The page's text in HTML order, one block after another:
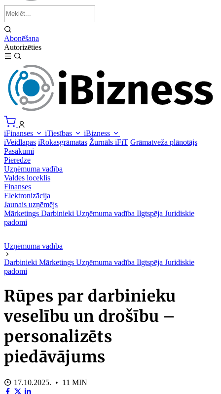
Abonēšana
Autorizēties
iFinanses iTiesības
iBizness
iVeidlapas iRokasgrāmatas Žurnāls iFiT Grāmatveža plānotājs
Pasākumi
Pieredze
Uzņēmuma vadība
Valdes loceklis
Finanses
Elektronizācija
Jaunais uzņēmējs
Mārketings Darbinieki Uzņēmuma vadība Ilgtspēja Juridiskie
padomi
Uzņēmuma vadība
Darbinieki Mārketings Uzņēmuma vadība Ilgtspēja Juridiskie
padomi
Rūpes par darbinieku
veselību un drošību –
personalizēts
piedāvājums
17.10.2025. • 11 MIN